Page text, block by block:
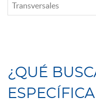
Transversales
¿QUÉ